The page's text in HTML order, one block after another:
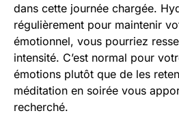
dans cette journée chargée.
régulièrement pour maintenir
émotionnel, vous pourriez
intensité. C’est normal pour
émotions plutôt que de les
méditation en soirée vous
recherché.